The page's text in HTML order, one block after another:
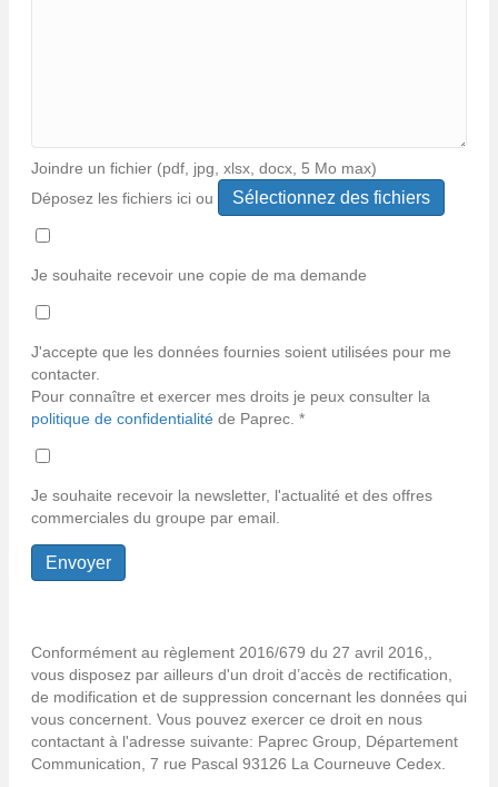
Joindre un fichier (pdf, jpg, xlsx, docx, 5 Mo max)
Déposez les fichiers ici ou
Types
de
fichiers
pdf,
jpeg,
xlsx,
docx.
Je souhaite recevoir une copie de ma demande
J'accepte que les données fournies soient utilisées pour me
contacter.
Pour connaître et exercer mes droits je peux consulter la
politique de confidentialité de Paprec. *
Je souhaite recevoir la newsletter, l'actualité et des offres
commerciales du groupe par email.
Conformément au règlement 2016/679 du 27 avril 2016,,
vous disposez par ailleurs d'un droit d’accès de rectification,
de modification et de suppression concernant les données qui
vous concernent. Vous pouvez exercer ce droit en nous
contactant à l'adresse suivante: Paprec Group, Département
Communication, 7 rue Pascal 93126 La Courneuve Cedex.